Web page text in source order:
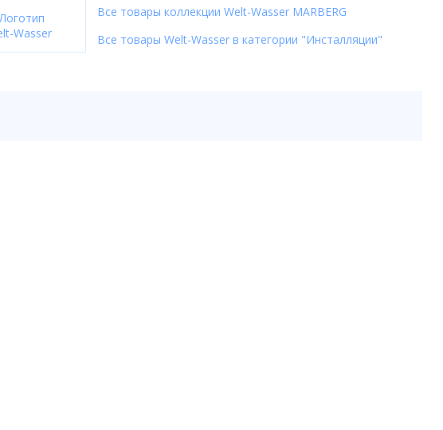
Все товары коллекции Welt-Wasser MARBERG
Все товары Welt-Wasser в категории "Инсталляции"